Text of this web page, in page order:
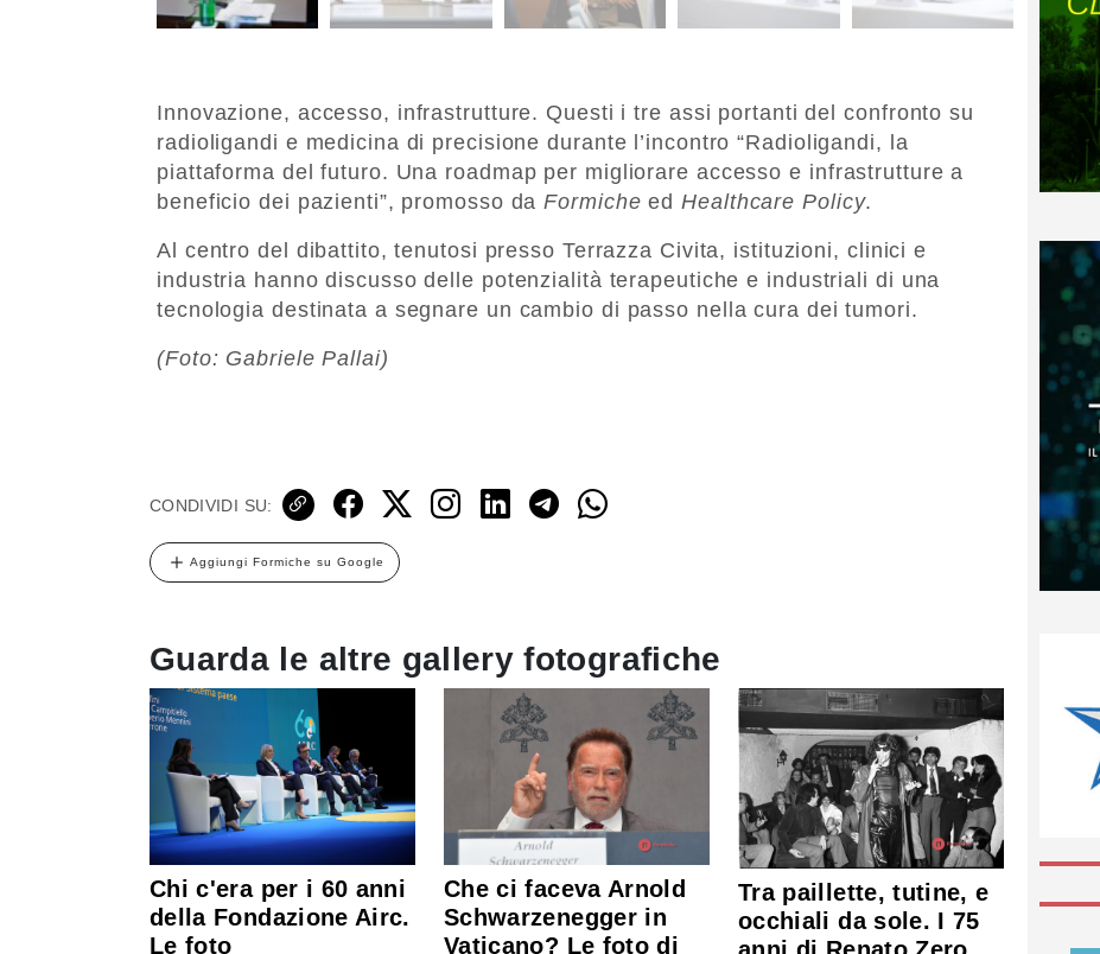
Innovazione, accesso, infrastrutture. Questi i tre assi portanti del confronto su
radioligandi e medicina di precisione durante l’incontro “Radioligandi, la
piattaforma del futuro. Una roadmap per migliorare accesso e infrastrutture a
beneficio dei pazienti”, promosso daFormiche edHealthcare Policy.
Al centro del dibattito, tenutosi presso Terrazza Civita, istituzioni, clinici e
industria hanno discusso delle potenzialità terapeutiche e industriali di una
tecnologia destinata a segnare un cambio di passo nella cura dei tumori.
(Foto: Gabriele Pallai)
CONDIVIDI SU:
Aggiungi Formiche su Google
Guarda le altre gallery fotografiche
Chi c'era per i 60 anni
della Fondazione Airc.
Le foto
Che ci faceva Arnold
Schwarzenegger in
Vaticano? Le foto di
Tra paillette, tutine, e
occhiali da sole. I 75
anni di Renato Zero